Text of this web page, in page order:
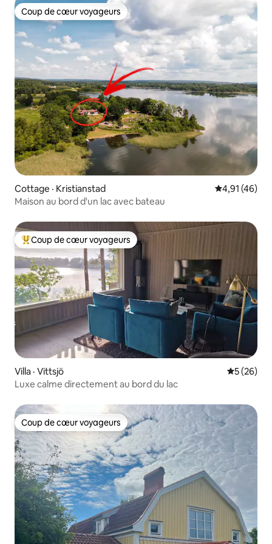
Coup de cœur voyageurs
Coup de cœur voyageurs
Cottage · Kristianstad Note
4,91 (46)
Maison au bord d'un lac avec bateau
Coup de cœur voyageurs parmi les plus aimés
Coup de cœur voyageurs
Villa · Vittsjö Note
5 (26)
Luxe calme directement au bord du lac
Coup de cœur voyageurs
Coup de cœur voyageurs